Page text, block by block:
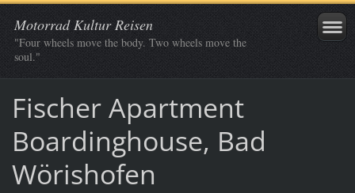
Motorrad Kultur Reisen
"Four wheels move the body. Two wheels move the
soul."
Fischer Apartment
Boardinghouse, Bad
Wörishofen